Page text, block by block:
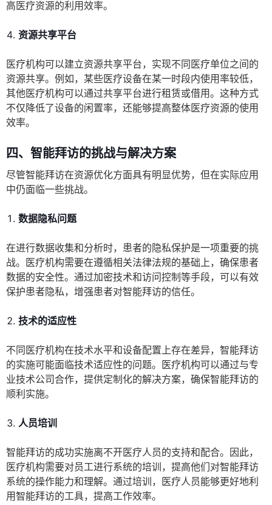
高医疗资源的利用效率。
资源共享平台
医疗机构可以建立资源共享平台，实现不同医疗单位之间的
资源共享。例如，某些医疗设备在某一时段内使用率较低，
其他医疗机构可以通过共享平台进行租赁或借用。这种方式
不仅降低了设备的闲置率，还能够提高整体医疗资源的使用
效率。
四、智能拜访的挑战与解决方案
尽管智能拜访在资源优化方面具有明显优势，但在实际应用
中仍面临一些挑战。
数据隐私问题
在进行数据收集和分析时，患者的隐私保护是一项重要的挑
战。医疗机构需要在遵循相关法律法规的基础上，确保患者
数据的安全性。通过加密技术和访问控制等手段，可以有效
保护患者隐私，增强患者对智能拜访的信任。
技术的适应性
不同医疗机构在技术水平和设备配置上存在差异，智能拜访
的实施可能面临技术适应性的问题。医疗机构可以通过与专
业技术公司合作，提供定制化的解决方案，确保智能拜访的
顺利实施。
人员培训
智能拜访的成功实施离不开医疗人员的支持和配合。因此，
医疗机构需要对员工进行系统的培训，提高他们对智能拜访
系统的操作能力和理解。通过培训，医疗人员能够更好地利
用智能拜访的工具，提高工作效率。